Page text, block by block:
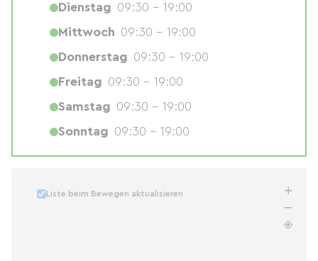
Liste beim Bewegen aktualisieren
Dienstag 09:30 - 19:00
Mittwoch 09:30 - 19:00
Donnerstag 09:30 - 19:00
Freitag 09:30 - 19:00
Samstag 09:30 - 19:00
Sonntag 09:30 - 19:00